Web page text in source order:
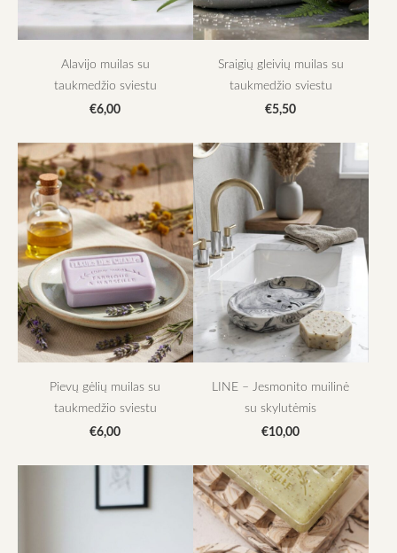
Alavijo muilas su
taukmedžio sviestu
€6,00
Sraigių gleivių muilas su
taukmedžio sviestu
€5,50
Pievų gėlių muilas su
taukmedžio sviestu
€6,00
LINE – Jesmonito muilinė
su skylutėmis
€10,00